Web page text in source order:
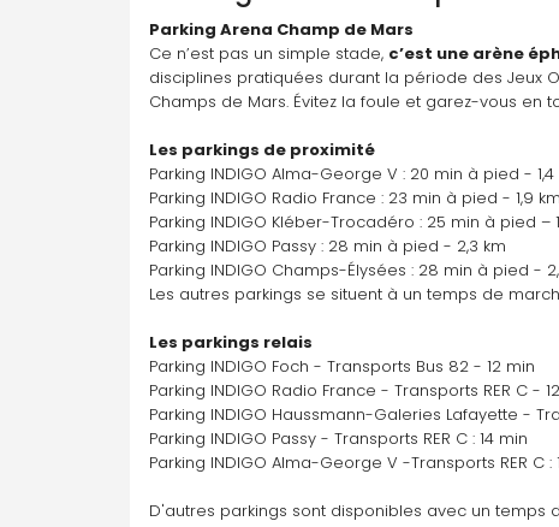
Parking disponible À la demande
Y aller
Pont Marie
48 Rue de l'Hôtel de ville, 75004 Paris
Parking disponible À la demande
Y aller
Radio France
17 Rue du Ranelagh, 75016 Paris
Parking disponible À la demande
Y aller
Parking Arena Champ de Mars
Ce n’est pas un simple stade, c’est une arène
disciplines pratiquées durant la période des Jeux
Champs de Mars. Évitez la foule et garez-vous en
Les parkings de proximité
Parking INDIGO Alma-George V : 20 min à pied - 1,4
Parking INDIGO Radio France : 23 min à pied - 1,9 km
Parking INDIGO Kléber-Trocadéro : 25 min à pied –
Parking INDIGO Passy : 28 min à pied - 2,3 km
Parking INDIGO Champs-Élysées : 28 min à pied -
Les autres parkings se situent à un temps de
Les parkings relais
Parking INDIGO Foch - Transports Bus 82 - 12 min
Parking INDIGO Radio France - Transports RER C -
Parking INDIGO Haussmann-Galeries Lafayette -
Parking INDIGO Passy - Transports RER C : 14 min
Parking INDIGO Alma-George V -Transports RER C :
D'autres parkings sont disponibles avec un temps